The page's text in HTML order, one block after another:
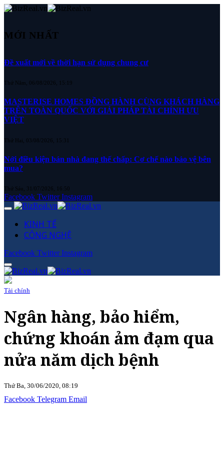
MỚI NHẤT
Đề xuất mới về thời hạn sử dụng chung cư
Thứ Năm, 06/08/2026, 15:19
MASTERISE HOMES ĐỒNG HÀNH CÙNG KHÁCH HÀNG
TRÊN TOÀN QUỐC VỚI GIẢI PHÁP TÀI CHÍNH ƯU
VIỆT
Thứ Hai, 03/08/2026, 15:31
Nới điều kiện bán nhà đang thế chấp: Cơ chế nào bảo vệ bên
mua?
Thứ Sáu, 31/07/2026, 16:50
Facebook Twitter Instagram
KINH TẾ
CÔNG NGHỆ
Facebook Twitter Instagram
Tài chính
Ngân hàng, bảo hiểm,
chứng khoán ảm đạm qua
nửa năm dịch bệnh
Thứ Ba, 30/06/2020, 08:19
Facebook Telegram Email